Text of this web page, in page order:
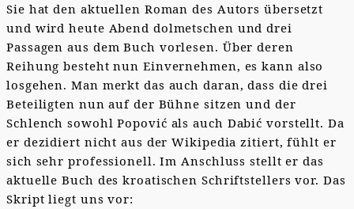
Sie hat den aktuellen Roman des Autors übersetzt
und wird heute Abend dolmetschen und drei
Passagen aus dem Buch vorlesen. Über deren
Reihung besteht nun Einvernehmen, es kann also
losgehen. Man merkt das auch daran, dass die drei
Beteiligten nun auf der Bühne sitzen und der
Schlench sowohl Popović als auch Dabić vorstellt. Da
er dezidiert nicht aus der Wikipedia zitiert, fühlt er
sich sehr professionell. Im Anschluss stellt er das
aktuelle Buch des kroatischen Schriftstellers vor. Das
Skript liegt uns vor: